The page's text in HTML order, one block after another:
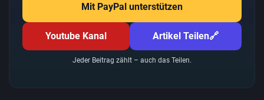
Mit PayPal unterstützen
Youtube Kanal Artikel Teilen🔗
Jeder Beitrag zählt – auch das Teilen.